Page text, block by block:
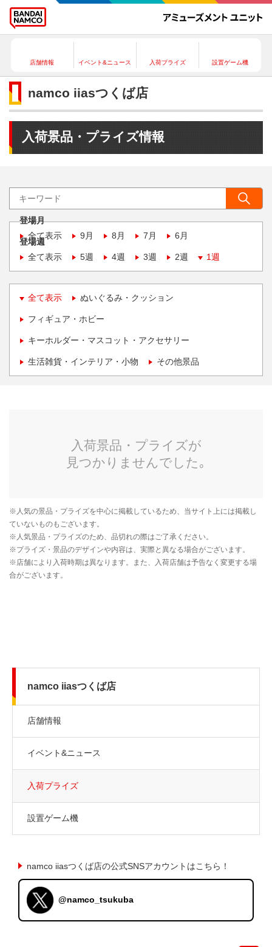
店舗情報 イベント&ニュース 入荷プライズ 設置ゲーム機
namco iiasつくば店
入荷景品・プライズ情報
登場月
全て表示
9月 8月 7月 6月
登場週
全て表示
5週 4週 3週 2週 1週
全て表示 ぬいぐるみ・クッション
フィギュア・ホビー
キーホルダー・マスコット・アクセサリー
生活雑貨・インテリア・小物 その他景品
namco iiasつくば店
店舗情報
イベント&ニュース
入荷プライズ
設置ゲーム機
namco iiasつくば店の公式SNSアカウントはこちら！
@namco_tsukuba